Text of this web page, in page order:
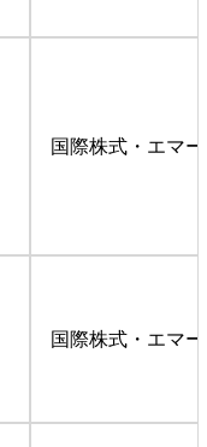
国際株式・エマ
国際株式・エマ